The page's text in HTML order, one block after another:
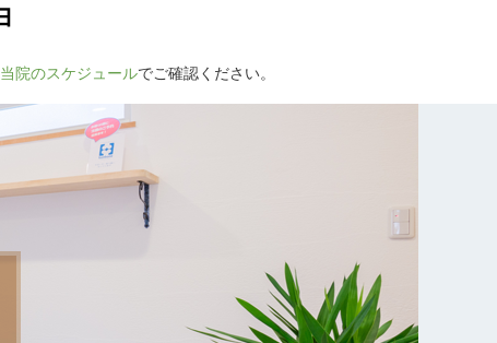
当院のスケジュールでご確認ください。